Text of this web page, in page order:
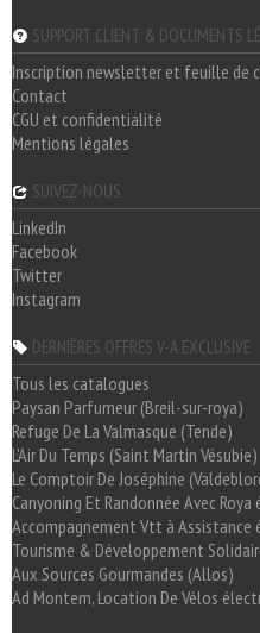
SUPPORT CLIENT & DOCUMENTS
Inscription newsletter et feuille de
Contact
CGU et confidentialité
Mentions légales
SUIVEZ-NOUS
LinkedIn
Facebook
Twitter
Instagram
DERNIÈRES OFFRES V-A EXCLUSIVE
Tous les catalogues
Paysan Parfumeur (Breil-sur-roya)
Refuge De La Valmasque (Tende)
L'Air Du Temps (Saint Martin Vésubie)
Le Comptoir De Joséphine
Canyoning Et Randonnée Avec
Accompagnement Vtt à Assistance
Tourisme & Développement
Aux Sources Gourmandes (Allos)
Ad Montem, Location De Vélos